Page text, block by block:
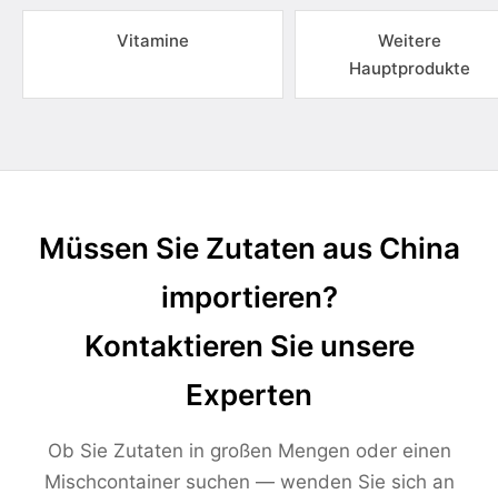
Vitamine
Weitere
Hauptprodukte
Müssen Sie Zutaten aus China
importieren?
Kontaktieren Sie unsere
Experten
Ob Sie Zutaten in großen Mengen oder einen
Mischcontainer suchen — wenden Sie sich an